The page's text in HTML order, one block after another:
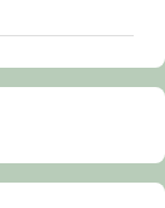
gairebé
la